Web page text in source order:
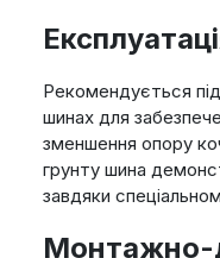
Рекомендується
шинах для
зменшення опору
грунту шина
завдяки
Монтажно-